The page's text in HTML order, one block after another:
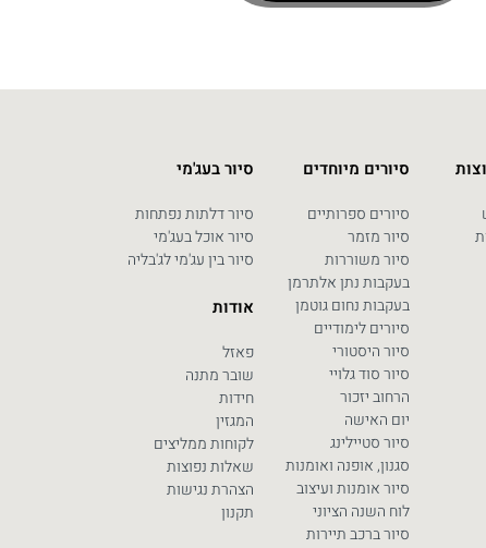
סיורים מיוחדים
סיורים ספרותיים
סיור מזמר
סיור משוררות
בעקבות נתן אלתרמן
בעקבות נחום גוטמן
סיורים לימודיים
סיור היסטורי
סיור סוד גלויי
הרחוב יזכור
יום האישה
סיור סטיילינג
סגנון, אופנה ואומנות
סיור אומנות ועיצוב
לוח השנה הציוני
סיור ברכב תיירות
סיור בעג'מי
סיור דלתות נפתחות
סיור אוכל בעג'מי
סיור בין עג'מי לג'בליה
אודות
פאזל
שובר מתנה
חידות
המגזין
לקוחות ממליצים
שאלות נפוצות
הצהרת נגישות
תקנון